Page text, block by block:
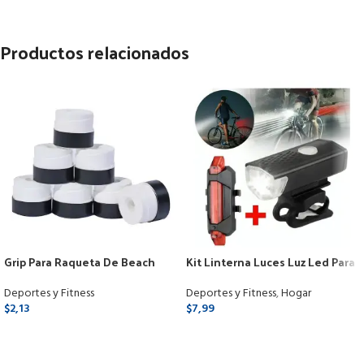
Productos relacionados
Grip Para Raqueta De Beach
Deportes y Fitness
$2,13
Kit Linterna Luces Luz Led Para
Deportes y Fitness,Hogar
$7,99